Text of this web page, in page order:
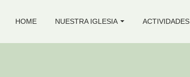
HOME NUESTRA IGLESIA ACTIVIDADES